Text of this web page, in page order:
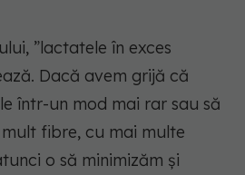
”lactatele în exces
Dacă avem grijă că
într-un mod mai rar sau să
fibre, cu mai multe
o să minimizăm și